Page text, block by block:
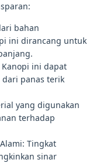
bahan
ini dirancang untuk
Kanopi ini dapat
dari panas terik
yang digunakan
terhadap
Tingkat
sinar